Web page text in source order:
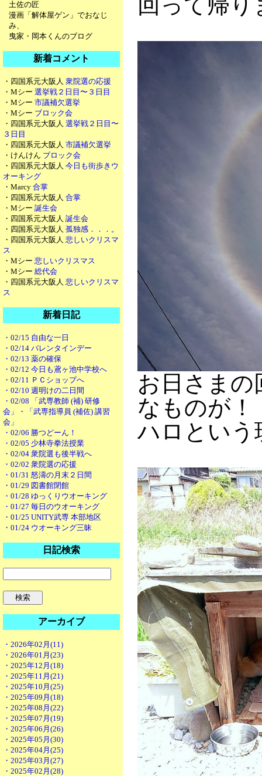
土佐の匠
漫画「解体屋ゲン」でおなじ
み、
曳家・岡本くんのブログ
新着コメント
・四国系元大阪人 衆院選の応援
・Mシー 選挙戦２日目〜３日目
・Mシー 市議補欠選挙
・Mシー ブロック会
・四国系元大阪人 選挙戦２日目〜
３日目
・四国系元大阪人 市議補欠選挙
・けんけん ブロック会
・四国系元大阪人 今日も街歩きウ
オーキング
・Marcy 合掌
・四国系元大阪人 合掌
・Mシー 誕生会
・四国系元大阪人 誕生会
・四国系元大阪人 孤独感．．．。
・四国系元大阪人 悲しいクリスマ
ス
・Mシー 悲しいクリスマス
・Mシー 総代会
・四国系元大阪人 悲しいクリスマ
ス
新着日記
・02/15 自由な一日
・02/14 バレンタインデー
・02/13 薬の確保
・02/12 今日も鳶ヶ池中学校へ
・02/11 ＰＣショップへ
・02/10 週明けの二日間
・02/08 「武専教師 (補) 研修
会」・「武専指導員 (補佐) 講習
会」
・02/06 勝つどーん！
・02/05 少林寺拳法授業
・02/04 衆院選も後半戦へ
・02/02 衆院選の応援
・01/31 怒濤の月末２日間
・01/29 図書館閉館
・01/28 ゆっくりウオーキング
・01/27 毎日のウオーキング
・01/25 UNITY武専 本部地区
・01/24 ウオーキング三昧
日記検索
アーカイブ
・2026年02月(11)
・2026年01月(23)
・2025年12月(18)
・2025年11月(21)
・2025年10月(25)
・2025年09月(18)
・2025年08月(22)
・2025年07月(19)
・2025年06月(26)
・2025年05月(30)
・2025年04月(25)
・2025年03月(27)
・2025年02月(28)
お日さま
なものが！
ハロという